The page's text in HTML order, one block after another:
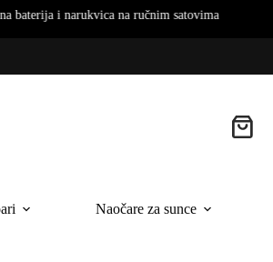
i narukvica na ručnim satovima
Naočare za sunce